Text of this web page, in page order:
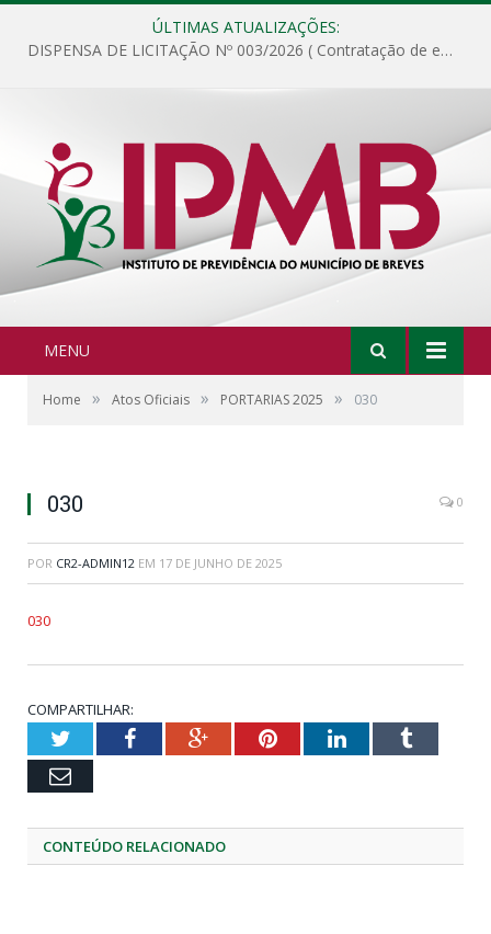
ÚLTIMAS ATUALIZAÇÕES:
DISPENSA DE LICITAÇÃO Nº 003/2026 ( Contratação de empresa para fornecimento de gêneros alimentícios não perecíveis, materiais de expediente, descartáveis, copa e cozinha, para análise e posterior publicação.)
MENU
Home » Atos Oficiais » PORTARIAS 2025 » 030
030 0
POR CR2-ADMIN12 EM 17 DE JUNHO DE 2025
030
COMPARTILHAR:
TwitterFacebookGoogle+PinterestLinkedInTumblr
Email
CONTEÚDO RELACIONADO